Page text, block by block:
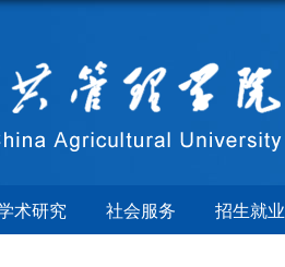
术研究 社会服务 招生就业